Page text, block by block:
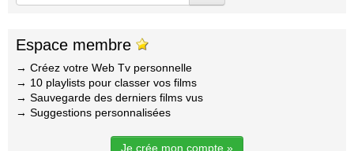
Espace membre
→ Créez votre Web Tv personnelle
→ 10 playlists pour classer vos films
→ Sauvegarde des derniers films vus
→ Suggestions personnalisées
Je crée mon compte »